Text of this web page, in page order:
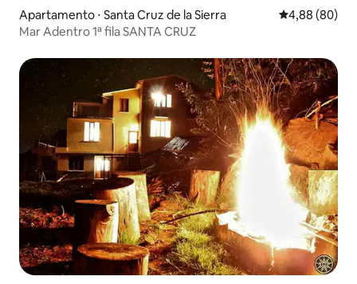
Apartamento ⋅ Santa Cruz de la Sierra 4,88 de uma
4,88 (80)
Mar Adentro 1ª fila SANTA CRUZ